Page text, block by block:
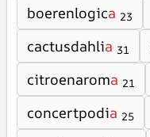
boerenlogica 23
cactusdahlia 31
citroenaroma 21
concertpodia 25